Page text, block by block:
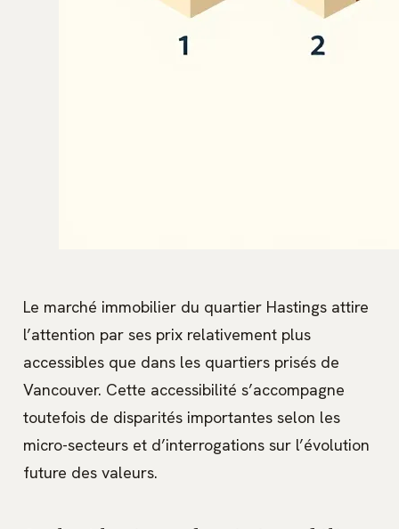
Le marché immobilier du quartier Hastings attire
l’attention par ses prix relativement plus
accessibles que dans les quartiers prisés de
Vancouver. Cette accessibilité s’accompagne
toutefois de disparités importantes selon les
micro-secteurs et d’interrogations sur l’évolution
future des valeurs.